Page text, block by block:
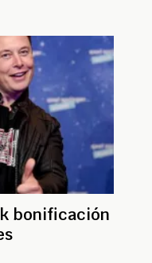
bonificación